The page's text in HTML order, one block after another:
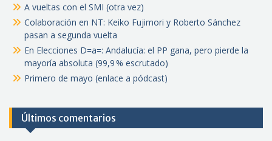
A vueltas con el SMI (otra vez)
Colaboración en NT: Keiko Fujimori y Roberto Sánchez
pasan a segunda vuelta
En Elecciones D=a=: Andalucía: el PP gana, pero pierde la
mayoría absoluta (99,9 % escrutado)
Primero de mayo (enlace a pódcast)
Últimos comentarios